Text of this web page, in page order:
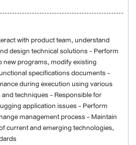
with product team, understand
design technical solutions - Perform
new programs, modify existing
specifications documents -
during execution using various
techniques - Responsible for
application issues - Perform
management process - Maintain
current and emerging technologies,